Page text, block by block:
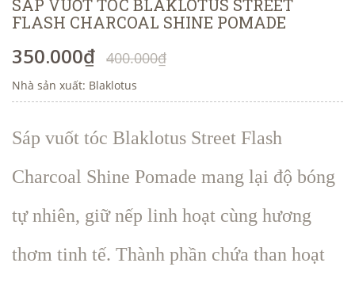
SÁP VUỐT TÓC BLAKLOTUS STREET
FLASH CHARCOAL SHINE POMADE
350.000₫ 400.000₫
Nhà sản xuất: Blaklotus
Sáp vuốt tóc Blaklotus Street Flash
Charcoal Shine Pomade mang lại độ bóng
tự nhiên, giữ nếp linh hoạt cùng hương
thơm tinh tế. Thành phần chứa than hoạt